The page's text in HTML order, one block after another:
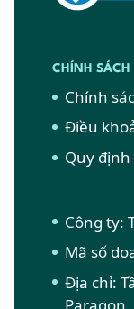
CHÍNH SÁCH
Chính
Điều
Quy định
Công ty:
Mã số
Địa chỉ:
Paragon,